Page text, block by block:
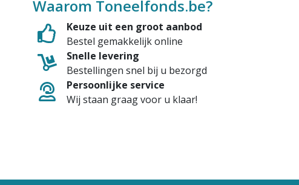
Waarom Toneelfonds.be?
Keuze uit een groot aanbod
Bestel gemakkelijk online
Snelle levering
Bestellingen snel bij u bezorgd
Persoonlijke service
Wij staan graag voor u klaar!